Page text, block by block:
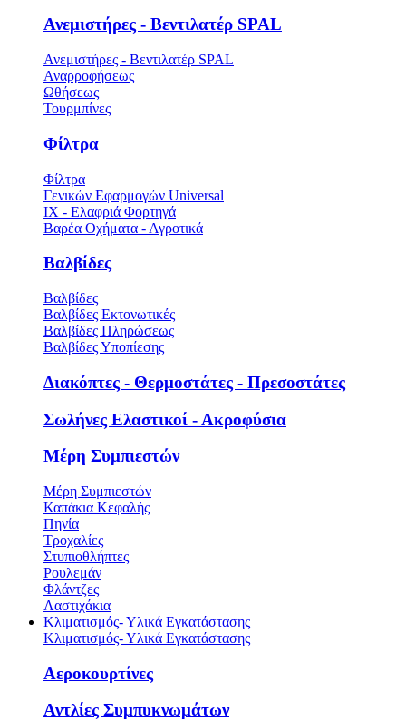
Ανεμιστήρες - Βεντιλατέρ SPAL
Ανεμιστήρες - Βεντιλατέρ SPAL
Αναρροφήσεως
Ωθήσεως
Τουρμπίνες
Φίλτρα
Φίλτρα
Γενικών Εφαρμογών Universal
ΙΧ - Ελαφριά Φορτηγά
Βαρέα Οχήματα - Αγροτικά
Βαλβίδες
Βαλβίδες
Βαλβίδες Εκτονωτικές
Βαλβίδες Πληρώσεως
Βαλβίδες Υποπίεσης
Διακόπτες - Θερμοστάτες - Πρεσοστάτες
Σωλήνες Ελαστικοί - Ακροφύσια
Μέρη Συμπιεστών
Μέρη Συμπιεστών
Καπάκια Κεφαλής
Πηνία
Τροχαλίες
Στυπιοθλήπτες
Ρουλεμάν
Φλάντζες
Λαστιχάκια
Κλιματισμός- Υλικά Εγκατάστασης
Κλιματισμός- Υλικά Εγκατάστασης
Αεροκουρτίνες
Αντλίες Συμπυκνωμάτων